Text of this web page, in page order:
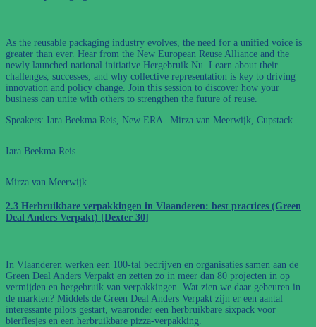
As the reusable packaging industry evolves, the need for a unified voice is
greater than ever. Hear from the New European Reuse Alliance and the
newly launched national initiative Hergebruik Nu. Learn about their
challenges, successes, and why collective representation is key to driving
innovation and policy change. Join this session to discover how your
business can unite with others to strengthen the future of reuse.
Speakers: Iara Beekma Reis, New ERA | Mirza van Meerwijk, Cupstack
Iara Beekma Reis
Mirza van Meerwijk
2.3 Herbruikbare verpakkingen in Vlaanderen: best practices (Green
Deal Anders Verpakt) [Dexter 30]
In Vlaanderen werken een 100-tal bedrijven en organisaties samen aan de
Green Deal Anders Verpakt en zetten zo in meer dan 80 projecten in op
vermijden en hergebruik van verpakkingen. Wat zien we daar gebeuren in
de markten? Middels de Green Deal Anders Verpakt zijn er een aantal
interessante pilots gestart, waaronder een herbruikbare sixpack voor
bierflesjes en een herbruikbare pizza-verpakking.